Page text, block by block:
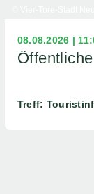
08.08.2026 |
Treff: